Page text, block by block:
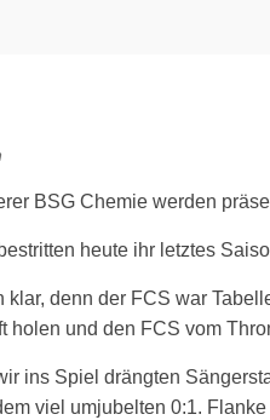
BSG Chemie werden
heute ihr letztes
klar, denn der FCS war
holen und den FCS vom
ins Spiel drängten
viel umjubelten 0:1.